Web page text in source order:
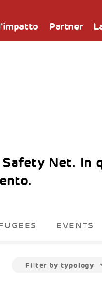
Partner
Net. In
EVENTS
Filter by typology